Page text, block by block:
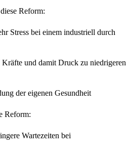
Reform:
Stress bei einem industriell durch
Kräfte und damit Druck zu niedrigeren
der eigenen Gesundheit
Reform:
Wartezeiten bei